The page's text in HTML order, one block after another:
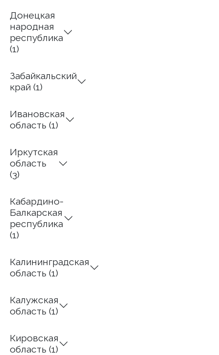
Донецкая
народная
республика
(1)
Забайкальский
край (1)
Ивановская
область (1)
Иркутская
область
(3)
Кабардино-
Балкарская
республика
(1)
Калининградская
область (1)
Калужская
область (1)
Кировская
область (1)